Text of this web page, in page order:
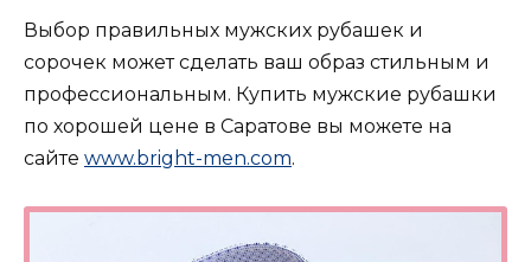
Выбор правильных мужских рубашек и
сорочек может сделать ваш образ стильным и
профессиональным. Купить мужские рубашки
по хорошей цене в Саратове вы можете на
сайте www.bright-men.com.